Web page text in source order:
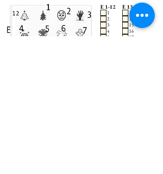
E 1-12
1
2
3
4
5
E 13-24
13
14
15
16
17